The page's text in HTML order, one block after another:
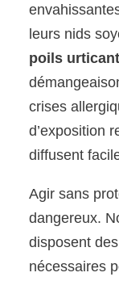
leurs nids
poils
crises
d’exposition
diffusent
Agir sans
dangereux.
disposent
nécessaires